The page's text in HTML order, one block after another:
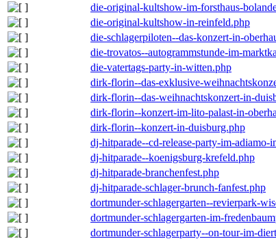
die-original-kultshow-im-forsthaus-
die-original-kultshow-in-reinfeld.php
die-schlagerpiloten--das-konzert-in-
die-trovatos--autogrammstunde-im-
die-vatertags-party-in-witten.php
dirk-florin--das-exklusive-
dirk-florin--das-weihnachtskonzert-in-
dirk-florin--konzert-im-lito-palast-in-
dirk-florin--konzert-in-duisburg.php
dj-hitparade--cd-release-party-im-adiamo-
dj-hitparade--koenigsburg-krefeld.php
dj-hitparade-branchenfest.php
dj-hitparade-schlager-brunch-fanfest.php
dortmunder-schlagergarten--revierpark-
dortmunder-schlagergarten-im-
dortmunder-schlagerparty--on-tour-im-